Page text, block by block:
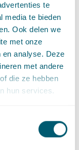
te
media te bieden
Ook delen we
met onze
analyse. Deze
met andere
die ze hebben
hun services.
de toegang tot het
en
vind je via
tot een